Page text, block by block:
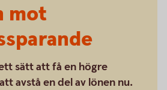
mot
sätt att få en högre
avstå en del av lönen nu.